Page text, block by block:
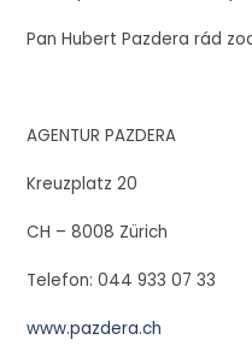
Pan Hubert Pazdera rád
AGENTUR PAZDERA
Kreuzplatz 20
CH – 8008 Zürich
Telefon: 044 933 07 33
www.pazdera.ch